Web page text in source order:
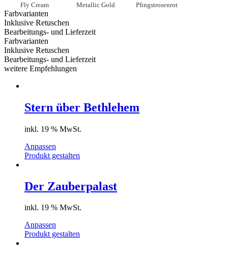
Fly Cream Metallic Gold Pfingstrosenrot
Farbvarianten
Inklusive Retuschen
Bearbeitungs- und Lieferzeit
Farbvarianten
Inklusive Retuschen
Bearbeitungs- und Lieferzeit
weitere Empfehlungen
Stern über Bethlehem
inkl. 19 % MwSt.
Anpassen
Produkt gestalten
Der Zauberpalast
inkl. 19 % MwSt.
Anpassen
Produkt gestalten